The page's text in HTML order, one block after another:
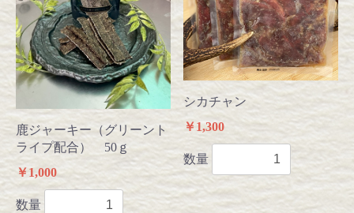
鹿ジャーキー（グリーント
ライプ配合） 50ｇ
￥1,000
数量
シカチャン
￥1,300
数量